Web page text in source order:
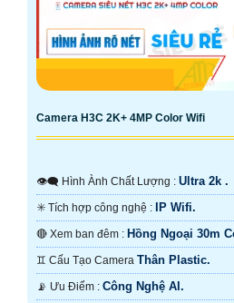
Camera H3C 2K+ 4MP Color Wifi
👁️‍🗨 Hình Ành Chất Lượng : Ultra 2k .
✳️ Tích hợp công nghệ : IP Wifi.
🔴 Xem ban đêm : Hồng Ngoại 30m
♊ Cấu Tạo Camera Thân Plastic.
️📡 Ưu Điểm : Công Nghệ AI.